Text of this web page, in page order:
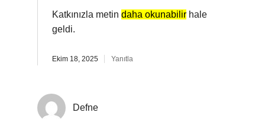
Katkınızla metin daha okunabilir hale
geldi.
Ekim 18, 2025 Yanıtla
Defne